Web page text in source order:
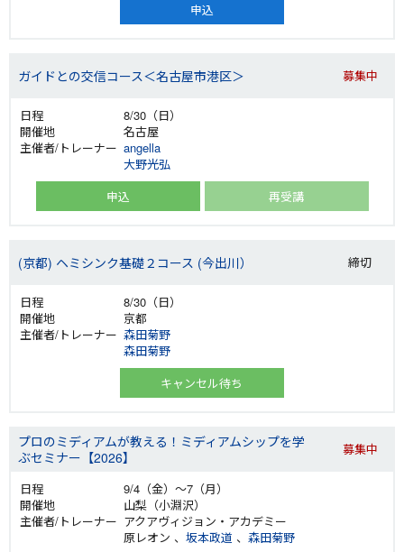
申込
ガイドとの交信コース＜名古屋市港区＞ 募集中
8/30（日）
名古屋
angella
大野光弘
申込
再受講
(京都) ヘミシンク基礎２コース (今出川） 締切
8/30（日）
京都
森田菊野
森田菊野
キャンセル待ち
プロのミディアムが教える！ミディアムシップを学
ぶセミナー【2026】
募集中
9/4（金）～7（月）
山梨（小淵沢）
アクアヴィジョン・アカデミー
原レオン 、 坂本政道 、 森田菊野